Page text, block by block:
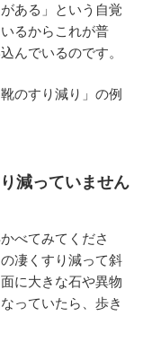
ある」という自覚
るからこれが普
んでいるのです。
のすり減り」の例
減っていません
べてみてくださ
凄くすり減って斜
に大きな石や異物
っていたら、歩き